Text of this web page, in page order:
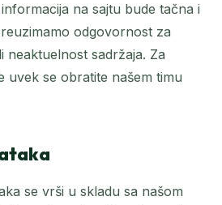
na sajtu bude tačna i
odgovornost za
neaktuelnost sadržaja. Za
uvek se obratite našem timu
se vrši u skladu sa našom